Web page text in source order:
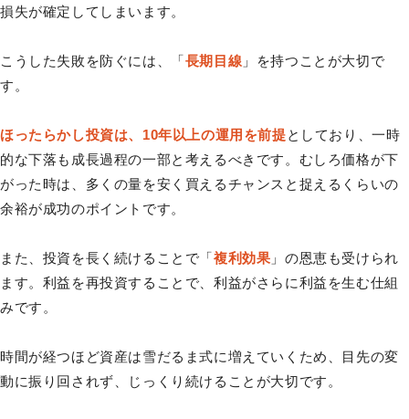
損失が確定してしまいます。
こうした失敗を防ぐには、「長期目線 」を持つことが大切で
す。
ほったらかし投資は、10年以上の運用を前提としており、一時
的な下落も成長過程の一部と考えるべきです。むしろ価格が下
がった時は、多くの量を安く買えるチャンスと捉えるくらいの
余裕が成功のポイントです。
また、投資を長く続けることで「複利効果 」の恩恵も受けられ
ます。利益を再投資することで、利益がさらに利益を生む仕組
みです。
時間が経つほど資産は雪だるま式に増えていくため、目先の変
動に振り回されず、じっくり続けることが大切です。